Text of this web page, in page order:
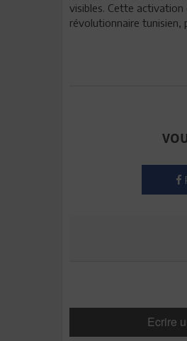
visibles. Cette activation
révolutionnaire tunisien,
Ecrire